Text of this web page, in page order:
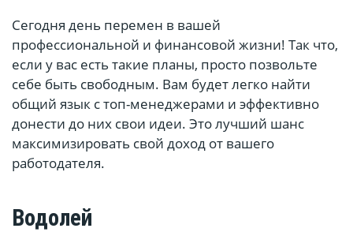
Сегодня день перемен в вашей
профессиональной и финансовой жизни! Так что,
если у вас есть такие планы, просто позвольте
себе быть свободным. Вам будет легко найти
общий язык с топ-менеджерами и эффективно
донести до них свои идеи. Это лучший шанс
максимизировать свой доход от вашего
работодателя.
Водолей